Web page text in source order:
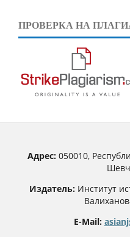
ПРОВЕРКА НА
Адрес:050010,
Издатель: Институт
E-Mail: